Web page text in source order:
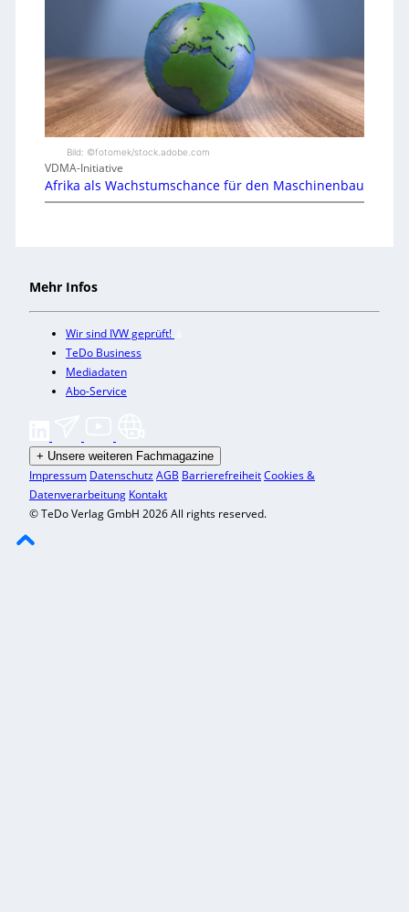
Bild: ©fotomek/stock.adobe.com
VDMA-Initiative
Afrika als Wachstumschance für den Maschinenbau
Mehr Infos
Wir sind IVW geprüft!
TeDo Business
Mediadaten
Abo-Service
+ Unsere weiteren Fachmagazine
Impressum DatenschutzAGB BarrierefreiheitCookies &
Datenverarbeitung Kontakt
© TeDo Verlag GmbH 2026 All rights reserved.